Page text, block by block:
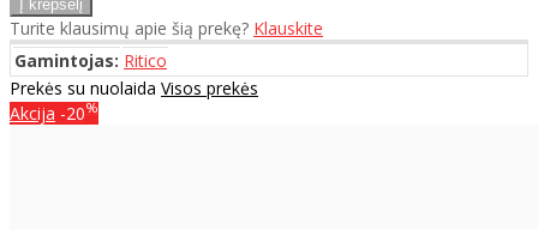
Turite klausimų apie šią prekę? Klauskite
Gamintojas: Ritico
Prekės su nuolaida Visos prekės
Akcija -20%